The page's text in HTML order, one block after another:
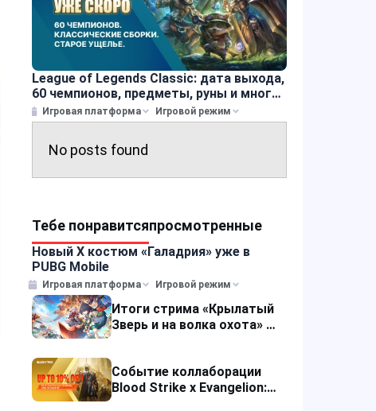
League of Legends Classic: дата выхода,
60 чемпионов, предметы, руны и многое
другое
Игровая платформа Игровой режим
No posts found
Тебе понравитсяпросмотренные
Новый Х костюм «Галадрия» уже в
PUBG Mobile
Игровая платформа Игровой режим
Итоги стрима «Крылатый
Зверь и на волка охота» в
Событие коллаборации
Blood Strike x Evangelion: